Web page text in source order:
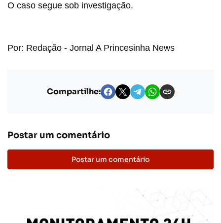
O caso segue sob investigação.
Por: Redação - Jornal A Princesinha News
Compartilhe:
Postar um comentário
Postar um comentário